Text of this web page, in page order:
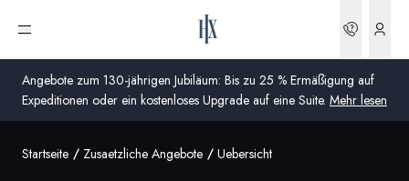
Angebote zum 130-jährigen Jubiläum: Bis zu 25 % Ermäßigung auf
Expeditionen oder ein kostenloses Upgrade auf eine Suite. Mehr lesen
Menü öffnen
Global
Startseite Zusaetzliche Angebote Uebersicht